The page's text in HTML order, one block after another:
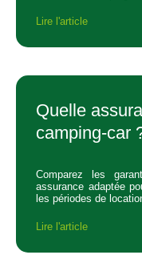
Lire l'article
Quelle
camping-car
Comparez les
assurance adaptée
les périodes de
Lire l'article